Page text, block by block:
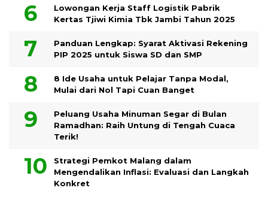
Lowongan Kerja Staff Logistik Pabrik
Kertas Tjiwi Kimia Tbk Jambi Tahun 2025
Panduan Lengkap: Syarat Aktivasi Rekening
PIP 2025 untuk Siswa SD dan SMP
8 Ide Usaha untuk Pelajar Tanpa Modal,
Mulai dari Nol Tapi Cuan Banget
Peluang Usaha Minuman Segar di Bulan
Ramadhan: Raih Untung di Tengah Cuaca
Terik!
Strategi Pemkot Malang dalam
Mengendalikan Inflasi: Evaluasi dan Langkah
Konkret